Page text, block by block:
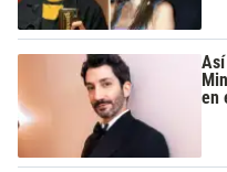
en